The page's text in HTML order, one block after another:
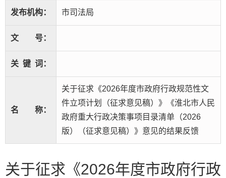
发布机构： 市司法局
文 号：
关 键 词：
名 称：
关于征求《2026年度市政府行政规范性文
件立项计划（征求意见稿）》《淮北市人民
政府重大行政决策事项目录清单（2026
版）（征求意见稿）》意见的结果反馈
关于征求《2026年度市政府行政